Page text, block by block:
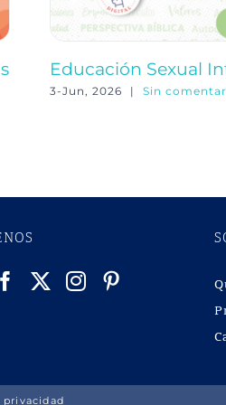
Educación Sexual
3-Jun, 2026 | Sin
privacidad